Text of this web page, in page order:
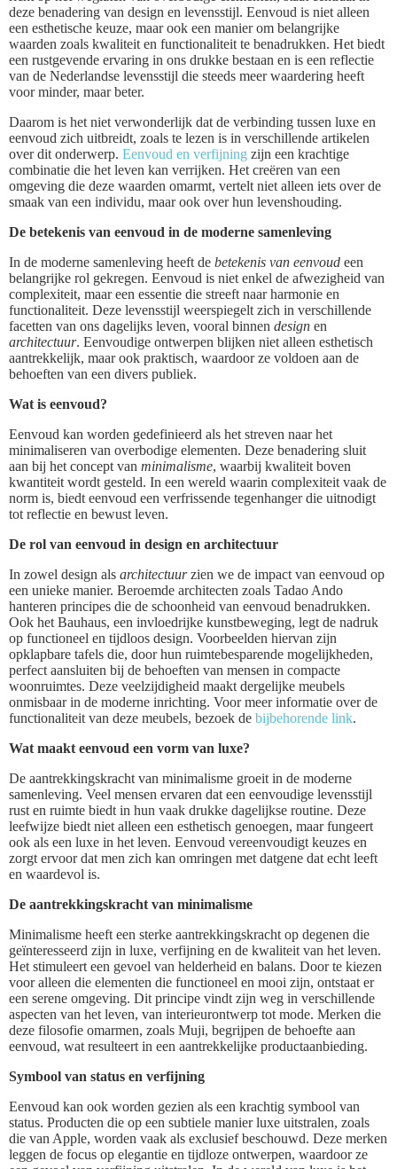
deze benadering van design en levensstijl. Eenvoud is niet alleen
een esthetische keuze, maar ook een manier om belangrijke
waarden zoals kwaliteit en functionaliteit te benadrukken. Het biedt
een rustgevende ervaring in ons drukke bestaan en is een reflectie
van de Nederlandse levensstijl die steeds meer waardering heeft
voor minder, maar beter.
Daarom is het niet verwonderlijk dat de verbinding tussen luxe en
eenvoud zich uitbreidt, zoals te lezen is in verschillende artikelen
over dit onderwerp. Eenvoud en verfijning zijn een krachtige
combinatie die het leven kan verrijken. Het creëren van een
omgeving die deze waarden omarmt, vertelt niet alleen iets over de
smaak van een individu, maar ook over hun levenshouding.
De betekenis van eenvoud in de moderne samenleving
In de moderne samenleving heeft de betekenis van eenvoud een
belangrijke rol gekregen. Eenvoud is niet enkel de afwezigheid van
complexiteit, maar een essentie die streeft naar harmonie en
functionaliteit. Deze levensstijl weerspiegelt zich in verschillende
facetten van ons dagelijks leven, vooral binnen design en
architectuur. Eenvoudige ontwerpen blijken niet alleen esthetisch
aantrekkelijk, maar ook praktisch, waardoor ze voldoen aan de
behoeften van een divers publiek.
Wat is eenvoud?
Eenvoud kan worden gedefinieerd als het streven naar het
minimaliseren van overbodige elementen. Deze benadering sluit
aan bij het concept van minimalisme, waarbij kwaliteit boven
kwantiteit wordt gesteld. In een wereld waarin complexiteit vaak de
norm is, biedt eenvoud een verfrissende tegenhanger die uitnodigt
tot reflectie en bewust leven.
De rol van eenvoud in design en architectuur
In zowel design als architectuurzien we de impact van eenvoud op
een unieke manier. Beroemde architecten zoals Tadao Ando
hanteren principes die de schoonheid van eenvoud benadrukken.
Ook het Bauhaus, een invloedrijke kunstbeweging, legt de nadruk
op functioneel en tijdloos design. Voorbeelden hiervan zijn
opklapbare tafels die, door hun ruimtebesparende mogelijkheden,
perfect aansluiten bij de behoeften van mensen in compacte
woonruimtes. Deze veelzijdigheid maakt dergelijke meubels
onmisbaar in de moderne inrichting. Voor meer informatie over de
functionaliteit van deze meubels, bezoek de bijbehorende link.
Wat maakt eenvoud een vorm van luxe?
De aantrekkingskracht van minimalisme groeit in de moderne
samenleving. Veel mensen ervaren dat een eenvoudige levensstijl
rust en ruimte biedt in hun vaak drukke dagelijkse routine. Deze
leefwijze biedt niet alleen een esthetisch genoegen, maar fungeert
ook als een luxe in het leven. Eenvoud vereenvoudigt keuzes en
zorgt ervoor dat men zich kan omringen met datgene dat echt leeft
en waardevol is.
De aantrekkingskracht van minimalisme
Minimalisme heeft een sterke aantrekkingskracht op degenen die
geïnteresseerd zijn in luxe, verfijning en de kwaliteit van het leven.
Het stimuleert een gevoel van helderheid en balans. Door te kiezen
voor alleen die elementen die functioneel en mooi zijn, ontstaat er
een serene omgeving. Dit principe vindt zijn weg in verschillende
aspecten van het leven, van interieurontwerp tot mode. Merken die
deze filosofie omarmen, zoals Muji, begrijpen de behoefte aan
eenvoud, wat resulteert in een aantrekkelijke productaanbieding.
Symbool van status en verfijning
Eenvoud kan ook worden gezien als een krachtig symbool van
status. Producten die op een subtiele manier luxe uitstralen, zoals
die van Apple, worden vaak als exclusief beschouwd. Deze merken
leggen de focus op elegantie en tijdloze ontwerpen, waardoor ze